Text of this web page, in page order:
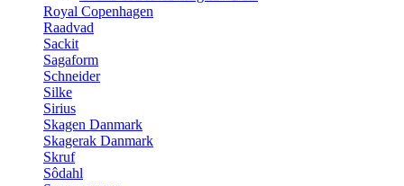
Royal Copenhagen
Raadvad
Sackit
Sagaform
Schneider
Silke
Sirius
Skagen Danmark
Skagerak Danmark
Skruf
Sôdahl